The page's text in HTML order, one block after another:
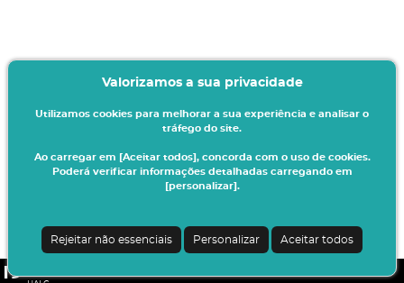
Valorizamos a sua privacidade
Utilizamos cookies para melhorar a sua experiência e analisar o
tráfego do site.
Ao carregar em [Aceitar todos], concorda com o uso de cookies.
Poderá verificar informações detalhadas carregando em
[personalizar].
Rejeitar não essenciais Personalizar Aceitar todos